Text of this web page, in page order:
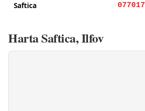
Saftica 077017
Harta Saftica, Ilfov